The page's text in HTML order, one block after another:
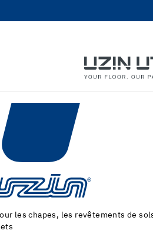
Machines et outils pour la